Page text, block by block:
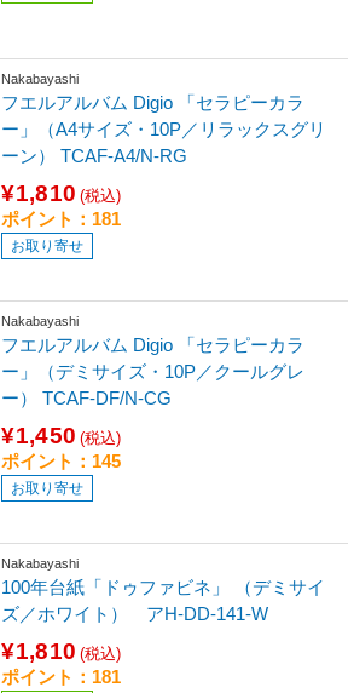
Nakabayashi
フエルアルバム Digio 「セラピーカラ
ー」（A4サイズ・10P／リラックスグリ
ーン） TCAF-A4/N-RG
¥1,810 (税込)
ポイント：181
お取り寄せ
Nakabayashi
フエルアルバム Digio 「セラピーカラ
ー」（デミサイズ・10P／クールグレ
ー） TCAF-DF/N-CG
¥1,450 (税込)
ポイント：145
お取り寄せ
Nakabayashi
100年台紙「ドゥファビネ」 （デミサイ
ズ／ホワイト） アH-DD-141-W
¥1,810 (税込)
ポイント：181